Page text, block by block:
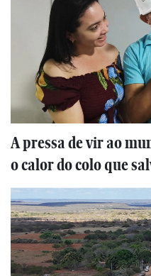
A pressa de vir ao
o calor do colo que